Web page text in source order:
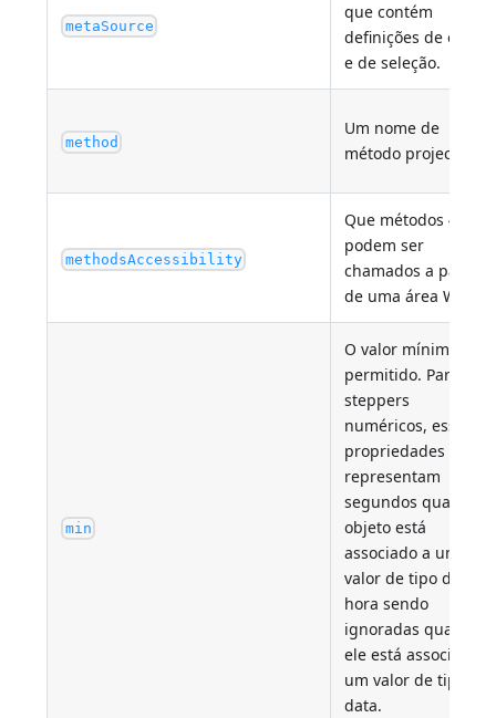
metaSource
que contém
definições de estilo
e de seleção.
method
Um nome de
método projecto.
methodsAccessibility
Que métodos 4D
podem ser
chamados a partir
de uma área Web
min
O valor mínimo
permitido. Para
steppers
numéricos, essas
propriedades
representam
segundos quando o
objeto está
associado a um
valor de tipo de
hora sendo
ignoradas quando
ele está associado a
um valor de tipo de
data.